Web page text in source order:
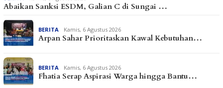
Abaikan Sanksi ESDM, Galian C di Sungai …
BERITA Kamis, 6 Agustus 2026
Arpan Sahar Prioritaskan Kawal Kebutuhan…
BERITA Kamis, 6 Agustus 2026
Fhatia Serap Aspirasi Warga hingga Bantu…